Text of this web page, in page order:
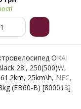
25%, NFC, App,
B)